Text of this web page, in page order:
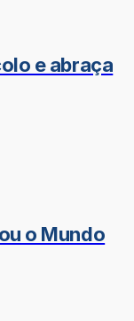
e abraça
o Mundo